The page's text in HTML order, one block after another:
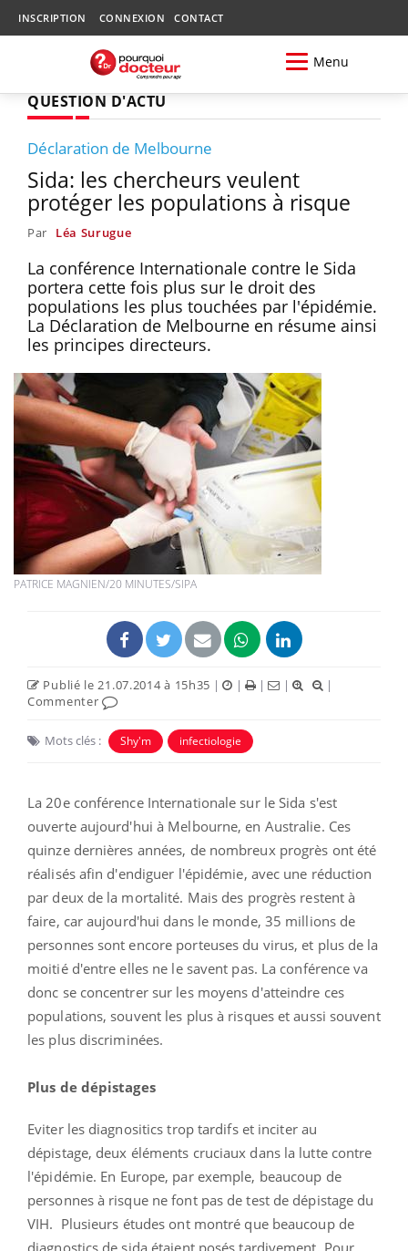
INSCRIPTION CONNEXION CONTACT
Menu
QUESTION D'ACTU
Déclaration de Melbourne
Sida: les chercheurs veulent
protéger les populations à risque
Par Léa Surugue
La conférence Internationale contre le Sida
portera cette fois plus sur le droit des
populations les plus touchées par l'épidémie.
La Déclaration de Melbourne en résume ainsi
les principes directeurs.
PATRICE MAGNIEN/20 MINUTES/SIPA
Publié le 21.07.2014 à 15h35 | | | |
|
Commenter
Mots clés : Shy'm infectiologie
La 20e conférence Internationale sur le Sida s'est
ouverte aujourd'hui à Melbourne, en Australie. Ces
quinze dernières années, de nombreux progrès ont été
réalisés afin d'endiguer l'épidémie, avec une réduction
par deux de la mortalité. Mais des progrès restent à
faire, car aujourd'hui dans le monde, 35 millions de
personnes sont encore porteuses du virus, et plus de la
moitié d'entre elles ne le savent pas. La conférence va
donc se concentrer sur les moyens d'atteindre ces
populations, souvent les plus à risques et aussi souvent
les plus discriminées.
Plus de dépistages
Eviter les diagnositics trop tardifs et inciter au
dépistage, deux éléments cruciaux dans la lutte contre
l'épidémie. En Europe, par exemple, beaucoup de
personnes à risque ne font pas de test de dépistage du
VIH. Plusieurs études ont montré que beaucoup de
diagnostics de sida étaient posés tardivement. Pour